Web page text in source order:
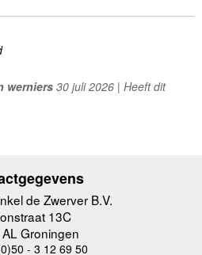
werniers30 juli 2026 | Heeft dit
de Zwerver B.V.
13C
Groningen
- 3 12 69 50